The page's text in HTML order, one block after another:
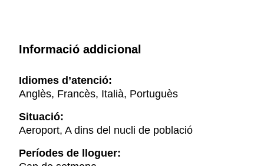
Informació addicional
Idiomes d’atenció:
Anglès, Francès, Italià, Portuguès
Situació:
Aeroport, A dins del nucli de població
Períodes de lloguer: